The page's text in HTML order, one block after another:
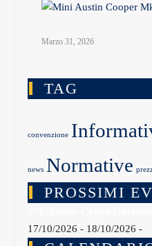
Marzo 31, 2026
TAG
convenzione
news Normative
PROSSIMI
17/10/2026 - 18/10/2026 -